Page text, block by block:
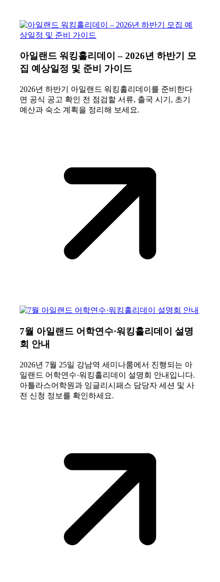
아일랜드 워킹홀리데이 – 2026년 하반기 모
집 예상일정 및 준비 가이드
2026년 하반기 아일랜드 워킹홀리데이를 준비한다
면 공식 공고 확인 전 점검할 서류, 출국 시기, 초기
예산과 숙소 계획을 정리해 보세요.
7월 아일랜드 어학연수·워킹홀리데이 설명
회 안내
2026년 7월 25일 강남역 세미나룸에서 진행되는 아
일랜드 어학연수·워킹홀리데이 설명회 안내입니다.
아틀라스어학원과 잉글리시패스 담당자 세션 및 사
전 신청 정보를 확인하세요.